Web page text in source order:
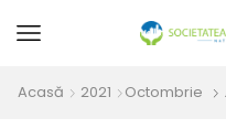
Acasă 2021 Octombrie